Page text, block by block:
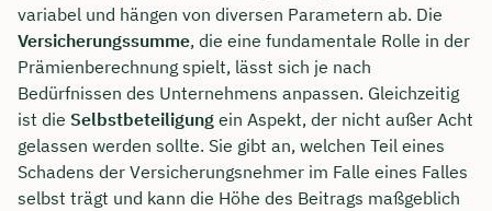
variabel und hängen von diversen Parametern ab. Die
Versicherungssumme, die eine fundamentale Rolle in der
Prämienberechnung spielt, lässt sich je nach
Bedürfnissen des Unternehmens anpassen. Gleichzeitig
ist die Selbstbeteiligung ein Aspekt, der nicht außer Acht
gelassen werden sollte. Sie gibt an, welchen Teil eines
Schadens der Versicherungsnehmer im Falle eines Falles
selbst trägt und kann die Höhe des Beitrags maßgeblich